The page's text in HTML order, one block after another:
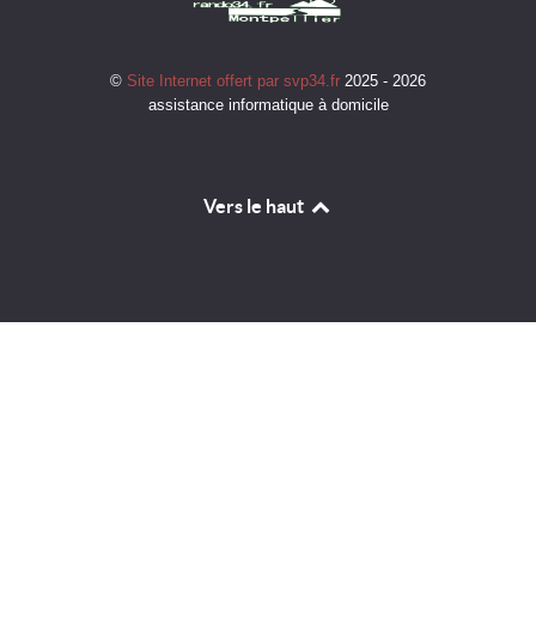
© Site Internet offert par svp34.fr 2025 - 2026
assistance informatique à domicile
Vers le haut